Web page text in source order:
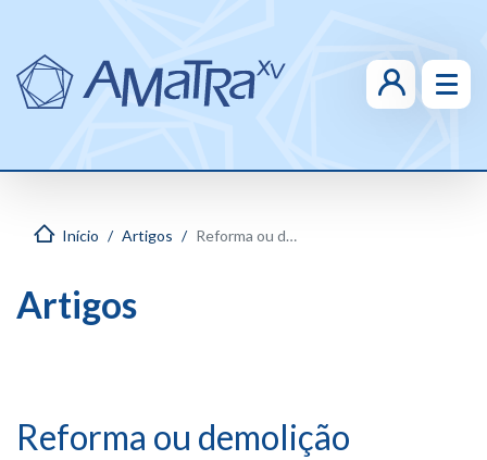
Artigos
Início Artigos Reforma ou demolição trabalhista?
Reforma ou demolição